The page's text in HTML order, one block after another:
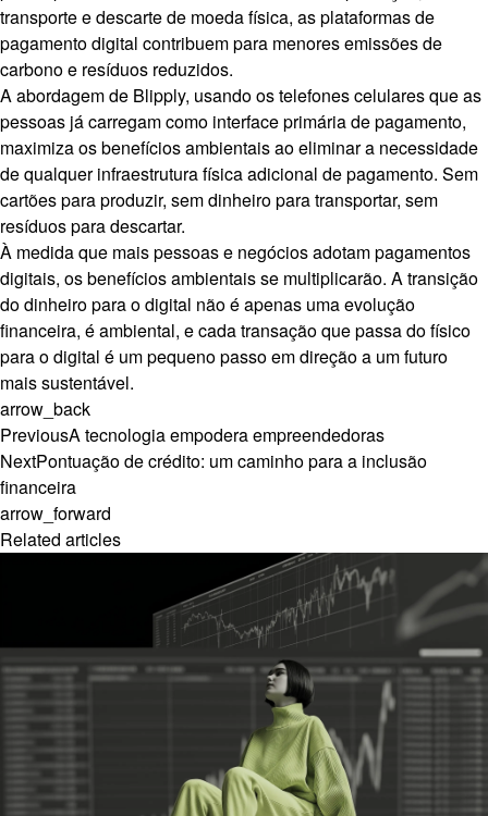
transporte e descarte de moeda física, as plataformas de
pagamento digital contribuem para menores emissões de
carbono e resíduos reduzidos.
A abordagem de Blipply, usando os telefones celulares que as
pessoas já carregam como interface primária de pagamento,
maximiza os benefícios ambientais ao eliminar a necessidade
de qualquer infraestrutura física adicional de pagamento. Sem
cartões para produzir, sem dinheiro para transportar, sem
resíduos para descartar.
À medida que mais pessoas e negócios adotam pagamentos
digitais, os benefícios ambientais se multiplicarão. A transição
do dinheiro para o digital não é apenas uma evolução
financeira, é ambiental, e cada transação que passa do físico
para o digital é um pequeno passo em direção a um futuro
mais sustentável.
arrow_back
PreviousA tecnologia empodera empreendedoras
NextPontuação de crédito: um caminho para a inclusão
financeira
arrow_forward
Related articles